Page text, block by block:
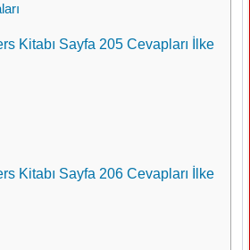
Kitabı Sayfa 205 Cevapları İlke
Kitabı Sayfa 206 Cevapları İlke